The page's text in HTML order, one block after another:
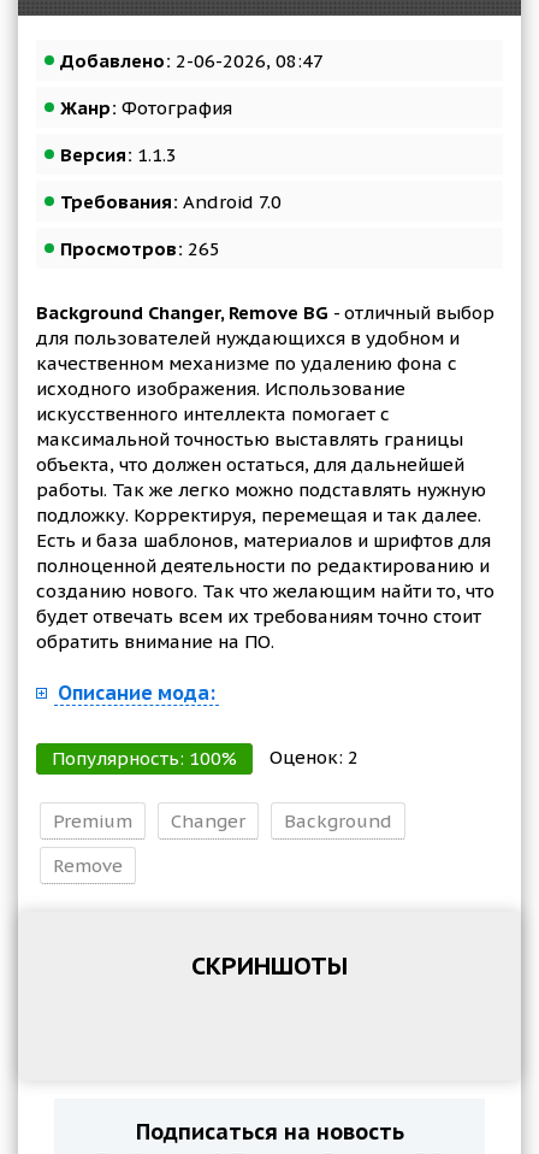
Добавлено: 2-06-2026, 08:47
Жанр: Фотография
Версия: 1.1.3
Требования: Android 7.0
Просмотров: 265
Background Changer, Remove BG - отличный выбор
для пользователей нуждающихся в удобном и
качественном механизме по удалению фона с
исходного изображения. Использование
искусственного интеллекта помогает с
максимальной точностью выставлять границы
объекта, что должен остаться, для дальнейшей
работы. Так же легко можно подставлять нужную
подложку. Корректируя, перемещая и так далее.
Есть и база шаблонов, материалов и шрифтов для
полноценной деятельности по редактированию и
созданию нового. Так что желающим найти то, что
будет отвечать всем их требованиям точно стоит
обратить внимание на ПО.
Описание мода:
Популярность: 100% Оценок: 2
Premium Changer
Background
Remove
СКРИНШОТЫ
Подписаться на новость